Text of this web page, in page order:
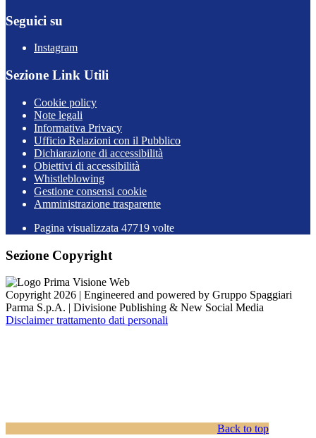
Seguici su
Instagram
Sezione Link Utili
Cookie policy
Note legali
Informativa Privacy
Ufficio Relazioni con il Pubblico
Dichiarazione di accessibilità
Obiettivi di accessibilità
Whistleblowing
Gestione consensi cookie
Amministrazione trasparente
Pagina visualizzata 47719 volte
Sezione Copyright
Copyright 2026 | Engineered and powered by Gruppo Spaggiari
Parma S.p.A. | Divisione Publishing & New Social Media
Disclaimer trattamento dati personali
Back to top